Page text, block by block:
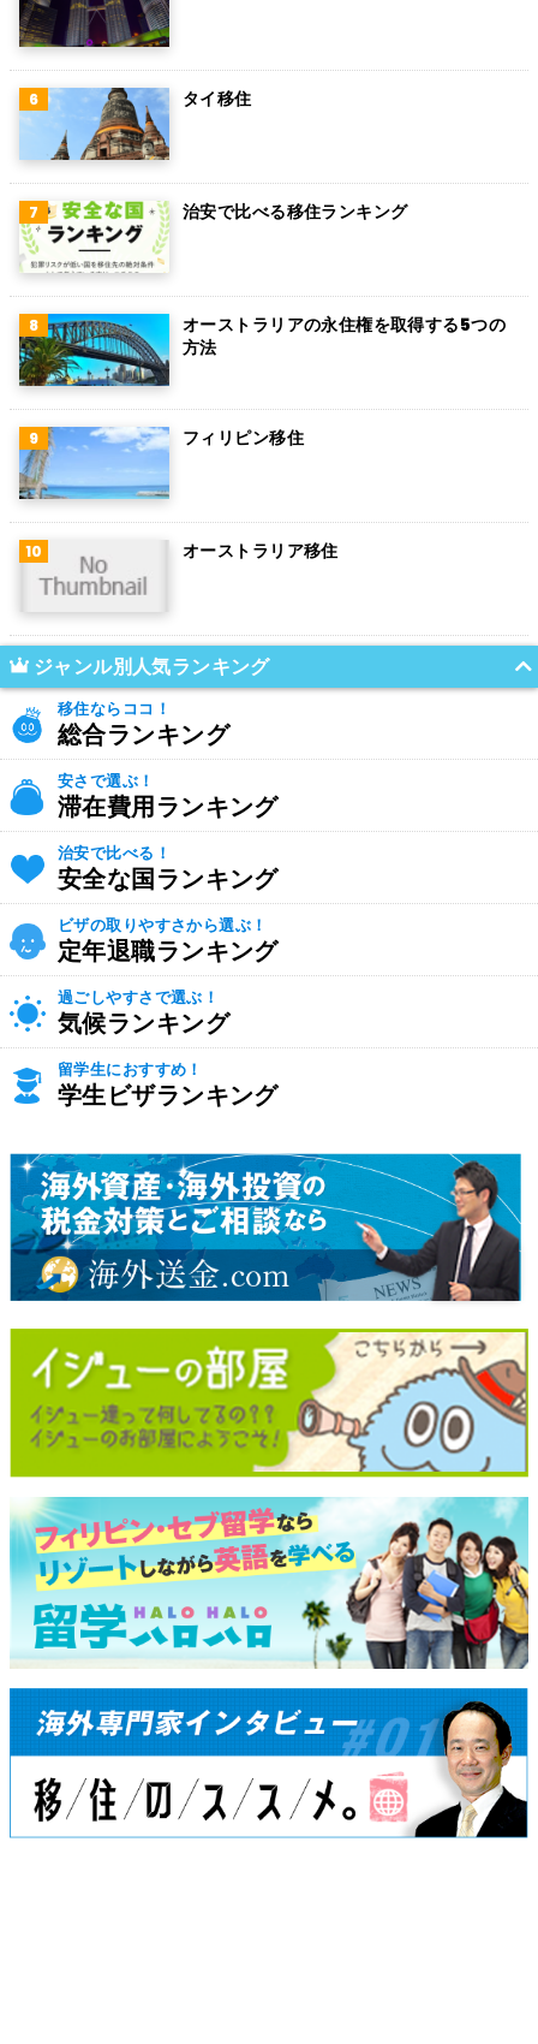
タイ移住
治安で比べる移住ランキング
オーストラリアの永住権を取得する5つの
方法
フィリピン移住
オーストラリア移住
ジャンル別人気ランキング
移住ならココ！
総合ランキング
安さで選ぶ！
滞在費用ランキング
治安で比べる！
安全な国ランキング
ビザの取りやすさから選ぶ！
定年退職ランキング
過ごしやすさで選ぶ！
気候ランキング
留学生におすすめ！
学生ビザランキング